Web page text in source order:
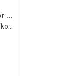
Extra basketnät för basketkorg